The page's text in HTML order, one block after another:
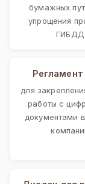
бумажных
упрощения
ГИБДД
для
работы с
документами